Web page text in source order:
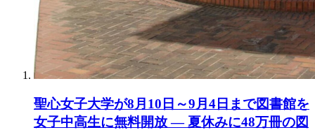
聖心女子大学が8月10日～9月4日まで図書館を
女子中高生に無料開放 ― 夏休みに48万冊の図